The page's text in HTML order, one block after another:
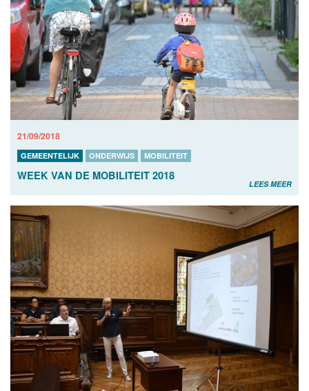
21/09/2018
GEMEENTELIJK ONDERWIJS MOBILITEIT
WEEK VAN DE MOBILITEIT 2018
LEES MEER